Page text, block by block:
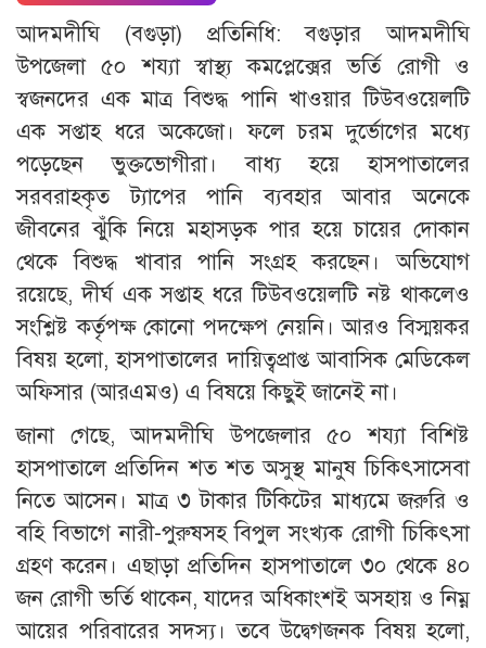
আদমদীঘি (বগুড়া) প্রতিনিধি: বগুড়ার আদমদীঘি
উপজেলা ৫০ শয্যা স্বাস্থ্য কমপ্লেক্সের ভর্তি রোগী ও
স্বজনদের এক মাত্র বিশুদ্ধ পানি খাওয়ার টিউবওয়েলটি
এক সপ্তাহ ধরে অকেজো। ফলে চরম দুর্ভোগের মধ্যে
পড়েছেন ভুক্তভোগীরা। বাধ্য হয়ে হাসপাতালের
সরবরাহকৃত ট্যাপের পানি ব্যবহার আবার অনেকে
জীবনের ঝুঁকি নিয়ে মহাসড়ক পার হয়ে চায়ের দোকান
থেকে বিশুদ্ধ খাবার পানি সংগ্রহ করছেন। অভিযোগ
রয়েছে, দীর্ঘ এক সপ্তাহ ধরে টিউবওয়েলটি নষ্ট থাকলেও
সংশ্লিষ্ট কর্তৃপক্ষ কোনো পদক্ষেপ নেয়নি। আরও বিস্ময়কর
বিষয় হলো, হাসপাতালের দায়িত্বপ্রাপ্ত আবাসিক মেডিকেল
অফিসার (আরএমও) এ বিষয়ে কিছুই জানেই না।
জানা গেছে, আদমদীঘি উপজেলার ৫০ শয্যা বিশিষ্ট
হাসপাতালে প্রতিদিন শত শত অসুস্থ মানুষ চিকিৎসাসেবা
নিতে আসেন। মাত্র ৩ টাকার টিকিটের মাধ্যমে জরুরি ও
বহি বিভাগে নারী-পুরুষসহ বিপুল সংখ্যক রোগী চিকিৎসা
গ্রহণ করেন। এছাড়া প্রতিদিন হাসপাতালে ৩০ থেকে ৪০
জন রোগী ভর্তি থাকেন, যাদের অধিকাংশই অসহায় ও নিম্ন
আয়ের পরিবারের সদস্য। তবে উদ্বেগজনক বিষয় হলো,